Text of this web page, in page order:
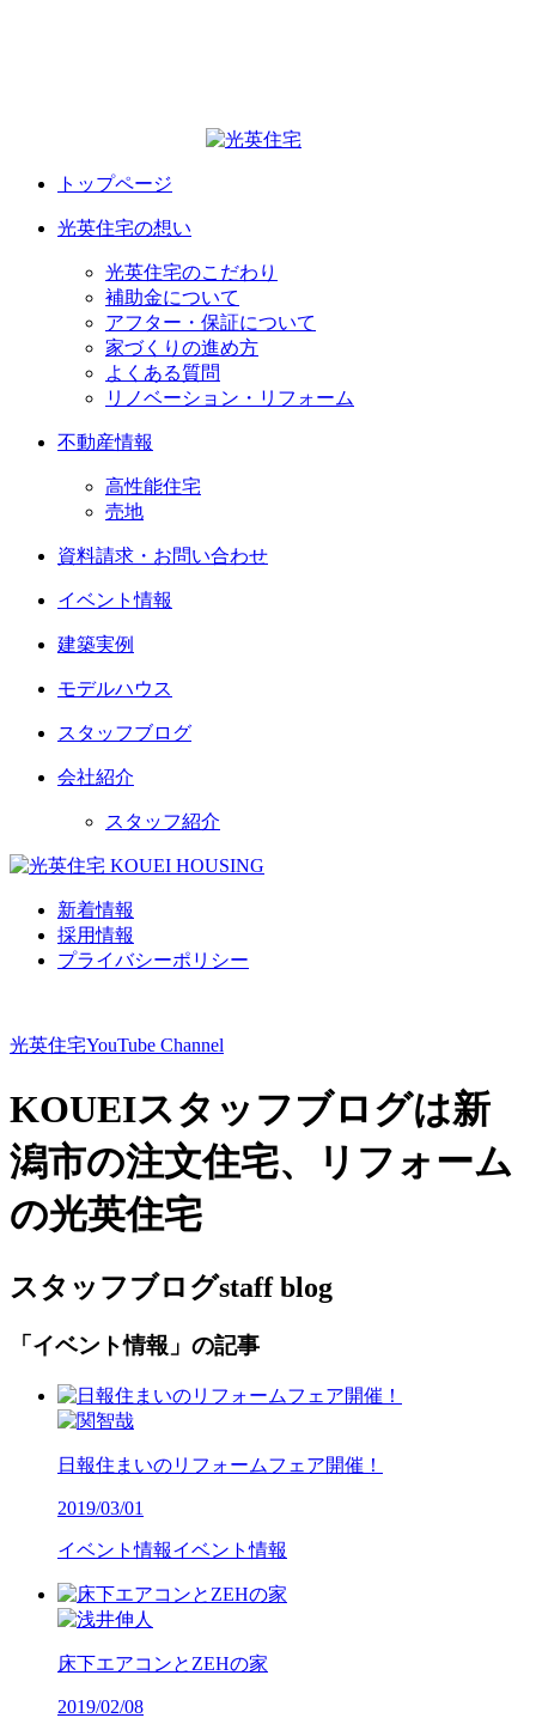
トップページ
光英住宅の想い
光英住宅のこだわり
補助金について
アフター・保証について
家づくりの進め方
よくある質問
リノベーション・リフォーム
不動産情報
高性能住宅
売地
資料請求・お問い合わせ
イベント情報
建築実例
モデルハウス
スタッフブログ
会社紹介
スタッフ紹介
新着情報
採用情報
プライバシーポリシー
光英住宅YouTube Channel
KOUEIスタッフブログは新
潟市の注文住宅、リフォーム
の光英住宅
スタッフブログstaff blog
「イベント情報」の記事
日報住まいのリフォームフェア開催！
2019/03/01
イベント情報イベント情報
床下エアコンとZEHの家
2019/02/08